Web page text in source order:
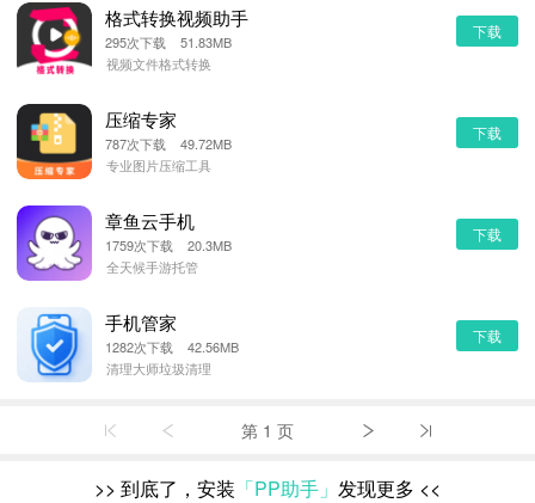
格式转换视频助手
295次下载 51.83MB
视频文件格式转换
下载
压缩专家
787次下载 49.72MB
专业图片压缩工具
下载
章鱼云手机
1759次下载 20.3MB
全天候手游托管
下载
手机管家
1282次下载 42.56MB
清理大师垃圾清理
下载
第 1 页
>> 到底了，安装 「PP助手」 发现更多 <<